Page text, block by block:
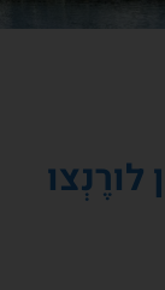
לורֶנְצו